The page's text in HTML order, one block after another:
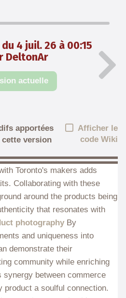
4 juil. 26 à 00:15
DeltonAr
actuelle
apportées
cette version
Afficher le
code Wiki